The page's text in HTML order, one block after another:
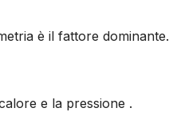
è il fattore dominante.
e la pressione .